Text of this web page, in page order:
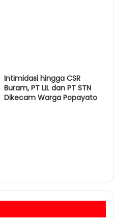
Intimidasi hingga CSR
Buram, PT LIL dan PT STN
Dikecam Warga Popayato